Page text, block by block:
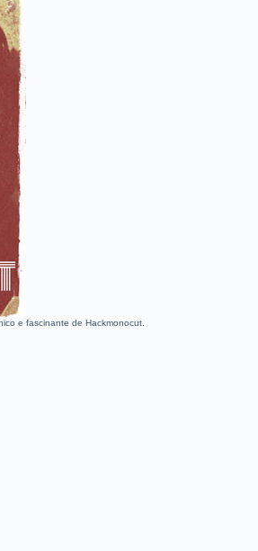
e fascinante de Hackmonocut.